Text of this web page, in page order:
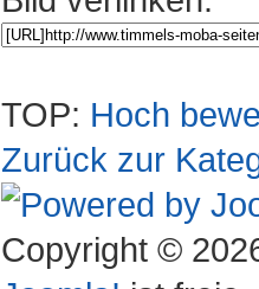
TOP: Hoch
Zurück zur
Copyright ©